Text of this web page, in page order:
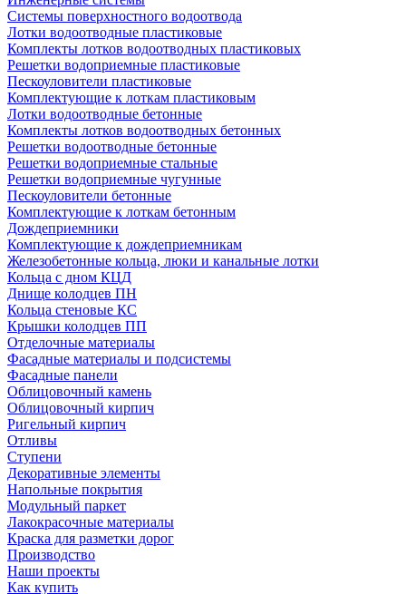
Системы поверхностного водоотвода
Лотки водоотводные пластиковые
Комплекты лотков водоотводных пластиковых
Решетки водоприемные пластиковые
Пескоуловители пластиковые
Комплектующие к лоткам пластиковым
Лотки водоотводные бетонные
Комплекты лотков водоотводных бетонных
Решетки водоотводные бетонные
Решетки водоприемные стальные
Решетки водоприемные чугунные
Пескоуловители бетонные
Комплектующие к лоткам бетонным
Дождеприемники
Комплектующие к дождеприемникам
Железобетонные кольца, люки и канальные лотки
Кольца с дном КЦД
Днище колодцев ПН
Кольца стеновые КС
Крышки колодцев ПП
Отделочные материалы
Фасадные материалы и подсистемы
Фасадные панели
Облицовочный камень
Облицовочный кирпич
Ригельный кирпич
Отливы
Ступени
Декоративные элементы
Напольные покрытия
Модульный паркет
Лакокрасочные материалы
Краска для разметки дорог
Производство
Наши проекты
Как купить